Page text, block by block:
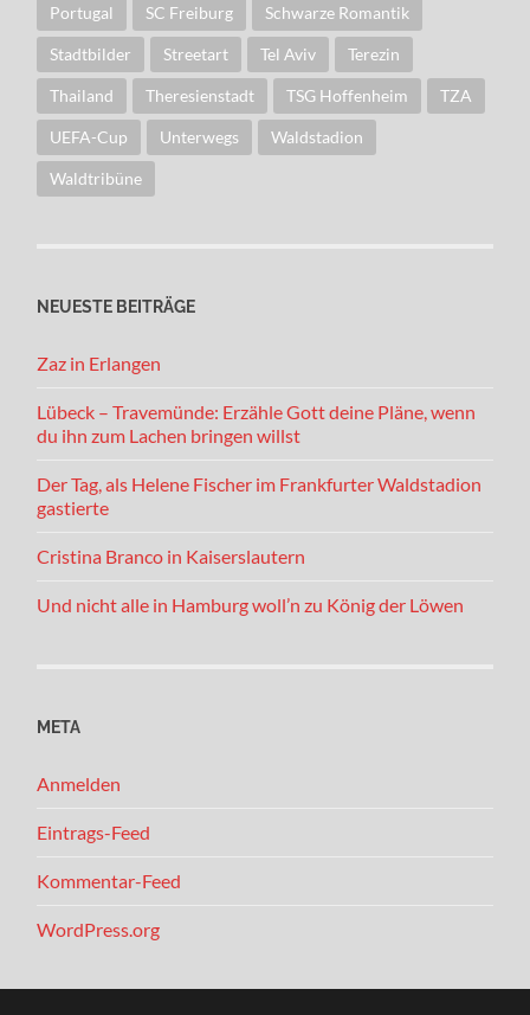
Portugal SC Freiburg Schwarze Romantik
Stadtbilder Streetart Tel Aviv Terezin
Thailand Theresienstadt TSG Hoffenheim TZA
UEFA-Cup Unterwegs Waldstadion
Waldtribüne
NEUESTE BEITRÄGE
Zaz in Erlangen
Lübeck – Travemünde: Erzähle Gott deine Pläne, wenn
du ihn zum Lachen bringen willst
Der Tag, als Helene Fischer im Frankfurter Waldstadion
gastierte
Cristina Branco in Kaiserslautern
Und nicht alle in Hamburg woll’n zu König der Löwen
META
Anmelden
Eintrags-Feed
Kommentar-Feed
WordPress.org